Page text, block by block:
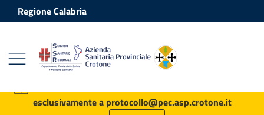
Vai ai contenuti
Vai al footer
Regione Calabria
esclusivamente a protocollo@pec.asp.crotone.it